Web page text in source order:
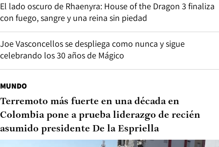
El lado oscuro de Rhaenyra: House of the Dragon 3 finaliza
con fuego, sangre y una reina sin piedad
Joe Vasconcellos se despliega como nunca y sigue
celebrando los 30 años de Mágico
MUNDO
Terremoto más fuerte en una década en
Colombia pone a prueba liderazgo de recién
asumido presidente De la Espriella